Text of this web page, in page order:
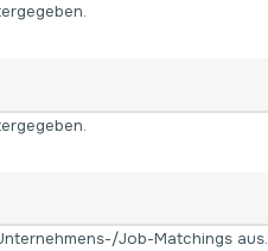
Job-Matchings aus.